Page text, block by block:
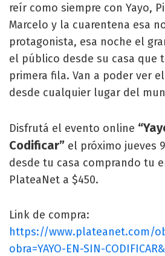
reír como siempre con Yayo,
Marcelo y la cuarentena esa
protagonista, esa noche el
el público desde su casa que
primera fila. Van a poder ver
desde cualquier lugar del
Disfrutá el evento online
Codificar” el próximo jueves
desde tu casa comprando tu
PlateaNet a $450.
Link de compra:
https://www.plateanet.com/
obra=YAYO-EN-SIN-